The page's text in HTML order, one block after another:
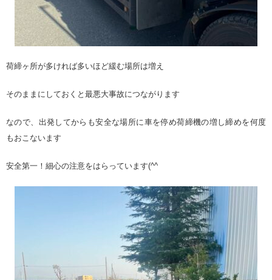
荷締ヶ所が多ければ多いほど緩む場所は増え
そのままにしておくと最悪大事故につながります
なので、出発してからも安全な場所に車を停め荷締機の増し締めを何度
もおこないます
安全第一！細心の注意をはらっています(^^ゞ